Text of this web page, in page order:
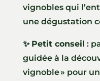
vignobles qui
une dégustation
✨ Petit conseil :
guidée à la
vignoble » pour